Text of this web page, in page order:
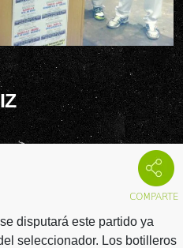
disputará este partido ya
seleccionador. Los botilleros